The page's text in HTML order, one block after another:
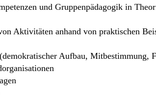
und Gruppenpädagogik in
Aktivitäten anhand von praktischen
Aufbau,